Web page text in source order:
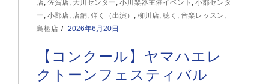
店, 佐賀店, 大川センター, 小川楽器主催イベント , 小郡センタ
ー, 小郡店, 店舗, 弾く（出演） , 柳川店, 聴く , 音楽レッスン,
鳥栖店
2026年6月20日
【コンクール】ヤマハエレ
クトーンフェスティバル